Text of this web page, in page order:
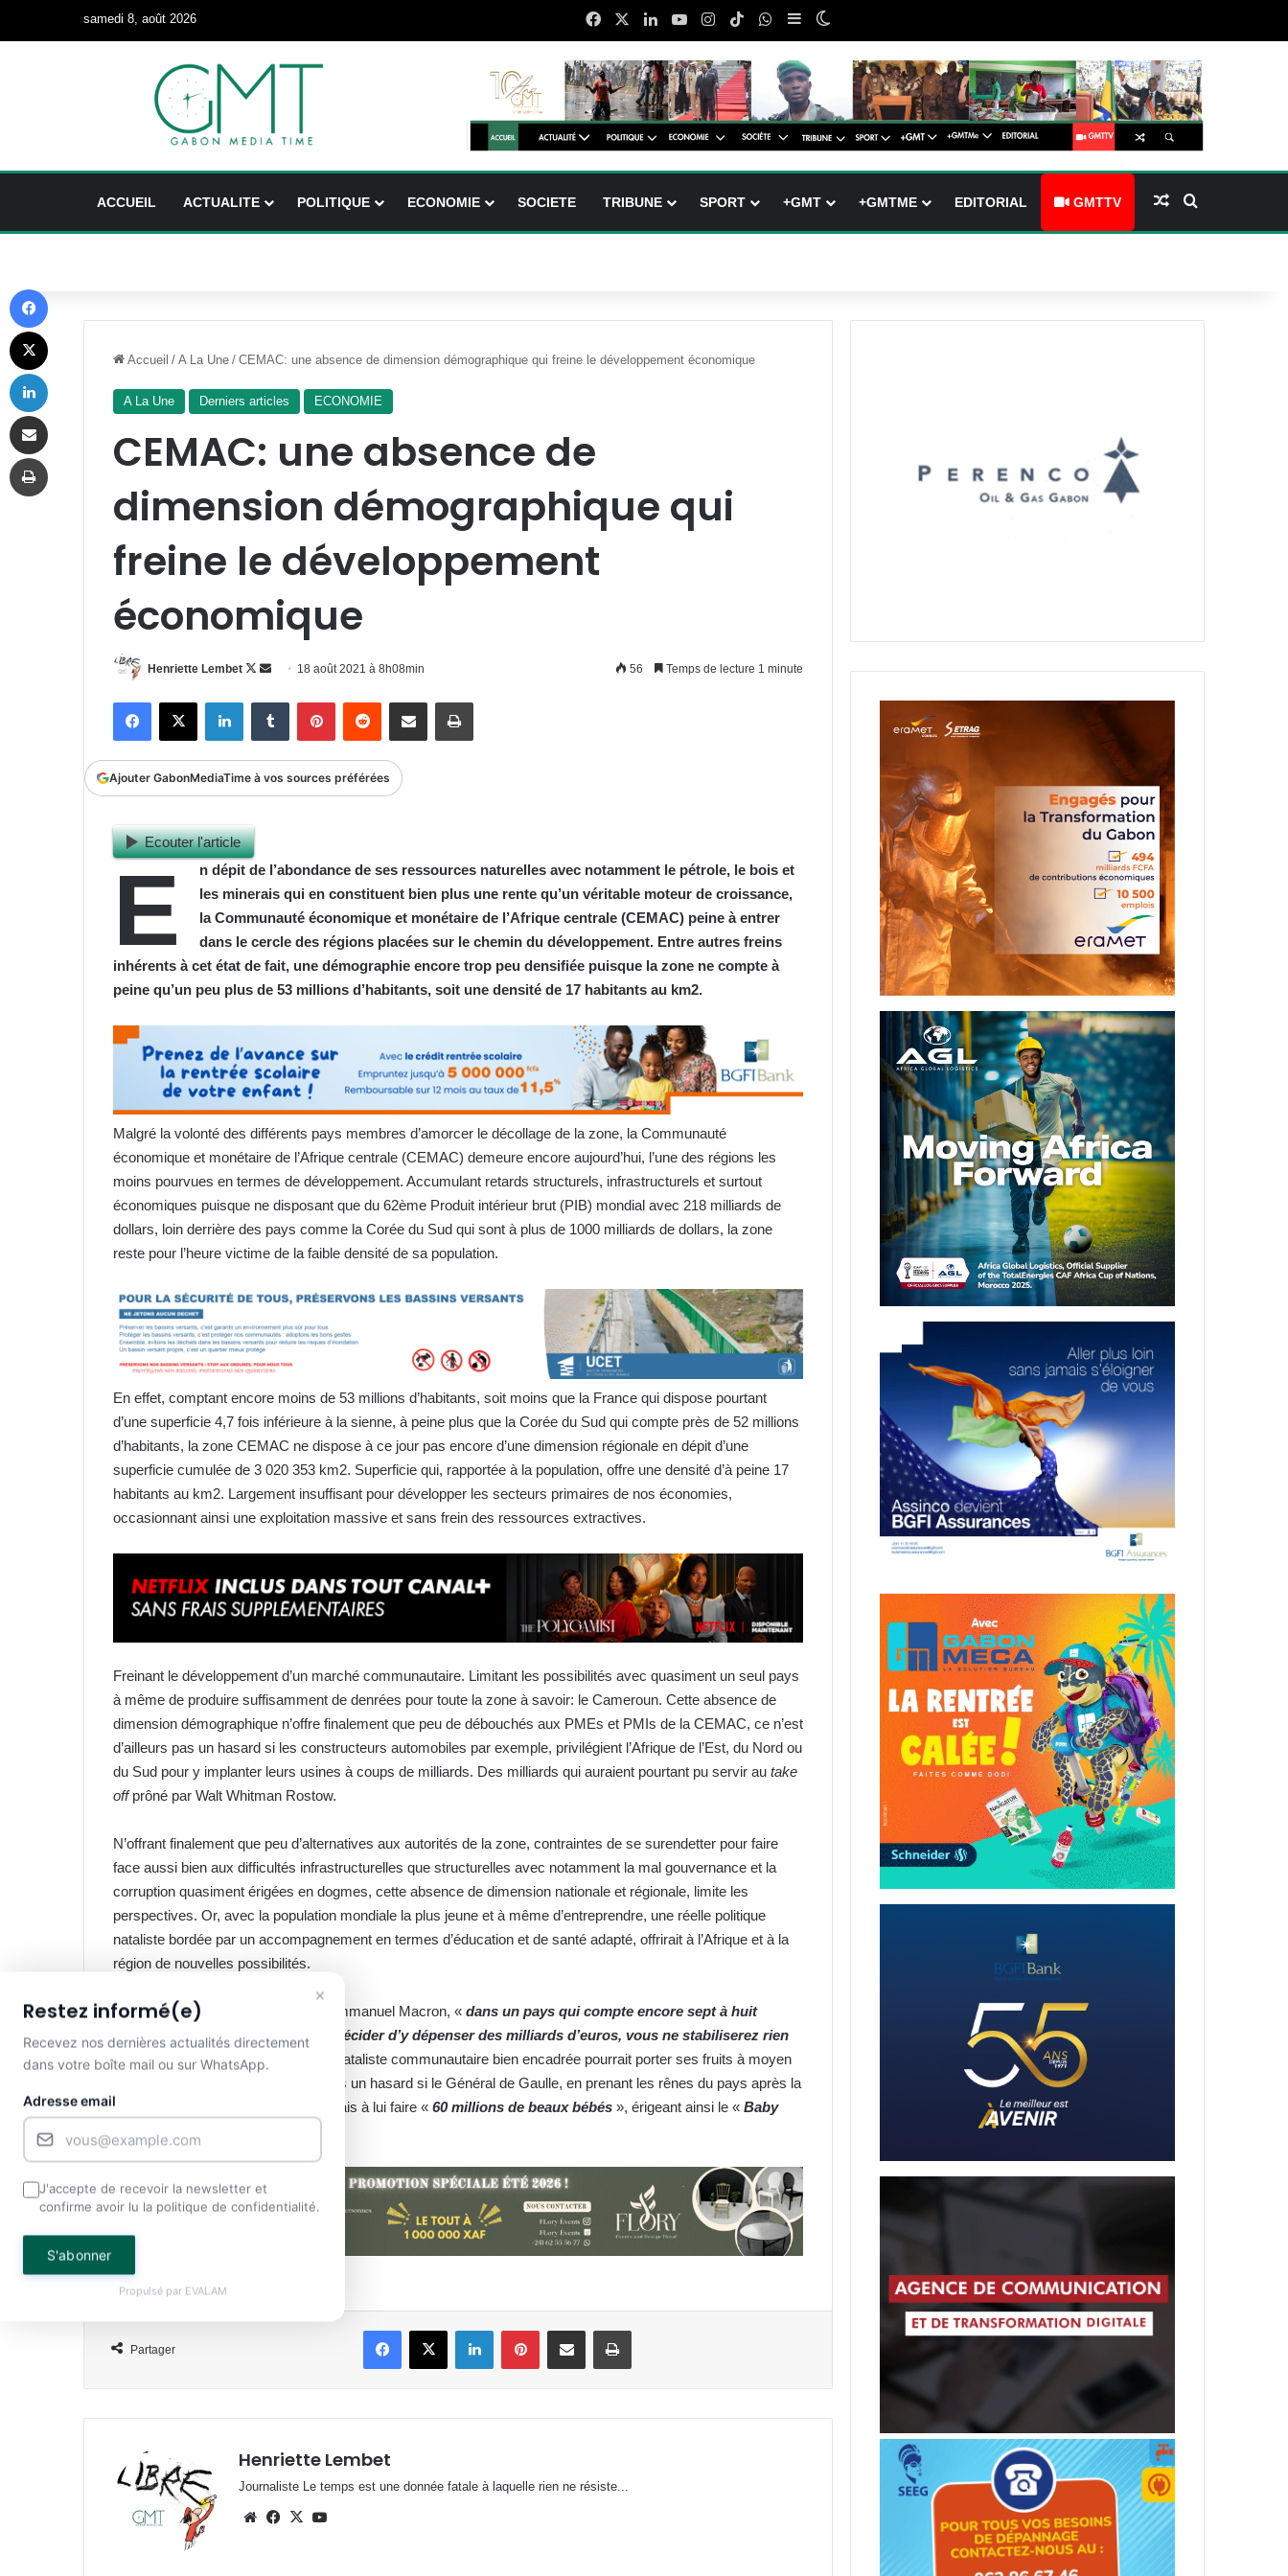
samedi 8, août 2026 FacebookLinkedinYouTubeInstagram
TikTokWhatsApp
Sidebar (barre latérale)
Switch skin
ACCUEIL ACTUALITE POLITIQUE ECONOMIE SOCIETE TRIBUNE SPORT +GMT +GMTME EDITORIAL GMTTV Article Aléatoire
Accueil / A La Une / CEMAC: une absence de dimension démographique qui freine le développement économique
A La Une Derniers articles ECONOMIE
CEMAC: une absence de
dimension démographique qui
freine le développement
économique
Henriette Lembet
Follow
Envoyer
courriel
18 août 2021 à 8h08min 56 Temps de lecture 1 minute
FacebookX LinkedinTumblr PinterestReddit Partager par email Imprimer
Ajouter GabonMediaTime à vos sources préférées
Ecouter l'article
E
n dépit de l’abondance de ses ressources naturelles avec notamment le pétrole, le bois et
les minerais qui en constituent bien plus une rente qu’un véritable moteur de croissance,
la Communauté économique et monétaire de l’Afrique centrale (CEMAC) peine à entrer
dans le cercle des régions placées sur le chemin du développement. Entre autres freins
inhérents à cet état de fait, une démographie encore trop peu densifiée puisque la zone ne compte à
peine qu’un peu plus de 53 millions d’habitants, soit une densité de 17 habitants au km2.
Malgré la volonté des différents pays membres d’amorcer le décollage de la zone, la Communauté
économique et monétaire de l’Afrique centrale (CEMAC) demeure encore aujourd’hui, l’une des régions les
moins pourvues en termes de développement. Accumulant retards structurels, infrastructurels et surtout
économiques puisque ne disposant que du 62ème Produit intérieur brut (PIB) mondial avec 218 milliards de
dollars, loin derrière des pays comme la Corée du Sud qui sont à plus de 1000 milliards de dollars, la zone
reste pour l’heure victime de la faible densité de sa population.
En effet, comptant encore moins de 53 millions d’habitants, soit moins que la France qui dispose pourtant
d’une superficie 4,7 fois inférieure à la sienne, à peine plus que la Corée du Sud qui compte près de 52 millions
d’habitants, la zone CEMAC ne dispose à ce jour pas encore d’une dimension régionale en dépit d’une
superficie cumulée de 3 020 353 km2. Superficie qui, rapportée à la population, offre une densité d’à peine 17
habitants au km2. Largement insuffisant pour développer les secteurs primaires de nos économies,
occasionnant ainsi une exploitation massive et sans frein des ressources extractives.
Freinant le développement d’un marché communautaire. Limitant les possibilités avec quasiment un seul pays
à même de produire suffisamment de denrées pour toute la zone à savoir: le Cameroun. Cette absence de
dimension démographique n’offre finalement que peu de débouchés aux PMEs et PMIs de la CEMAC, ce n’est
d’ailleurs pas un hasard si les constructeurs automobiles par exemple, privilégient l’Afrique de l’Est, du Nord ou
du Sud pour y implanter leurs usines à coups de milliards. Des milliards qui auraient pourtant pu servir au take
offprôné par Walt Whitman Rostow.
N’offrant finalement que peu d’alternatives aux autorités de la zone, contraintes de se surendetter pour faire
face aussi bien aux difficultés infrastructurelles que structurelles avec notamment la mal gouvernance et la
corruption quasiment érigées en dogmes, cette absence de dimension nationale et régionale, limite les
perspectives. Or, avec la population mondiale la plus jeune et à même d’entreprendre, une réelle politique
nataliste bordée par un accompagnement en termes d’éducation et de santé adapté, offrirait à l’Afrique et à la
région de nouvelles possibilités.
Même si pour certains, à l’instar d’Emmanuel Macron, « dans un pays qui compte encore sept à huit
enfants par femme, vous pouvez décider d’y dépenser des milliards d’euros, vous ne stabiliserez rien
», il est fort à parier qu’une politique nataliste communautaire bien encadrée pourrait porter ses fruits à moyen
et long termes. Ce n’est d’ailleurs pas un hasard si le Général de Gaulle, en prenant les rênes du pays après la
Seconde Guerre, a appelé les Français à lui faire « 60 millions de beaux bébés », érigeant ainsi le « Baby
» en moteur de croissance.
Partager
FacebookX LinkedinPinterestPartager par email Imprimer
Henriette Lembet
Journaliste Le temps est une donnée fatale à laquelle rien ne résiste...
WebsiteFacebook
X
jusqu’au 31 août
Libreville : plus d’une tonne de
cannabis saisie
professionnelles
Affaire Bilie-By-Nze : EPG demande
Cybersécurité : la SEEG révèle avoir
perdu près de 95 % de ses
×
Restez informé(e)
Recevez nos dernières actualités directement
dans votre boîte mail ou sur WhatsApp.
Adresse email
J'accepte de recevoir la newsletter et
confirme avoir lu la politique de confidentialité.
S'abonner
Propulsé par EVALAM